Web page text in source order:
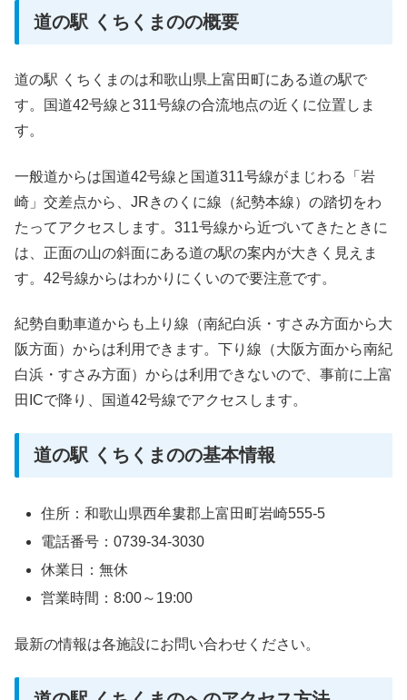
道の駅 くちくまのの概要
道の駅 くちくまのは和歌山県上富田町にある道の駅で
す。国道42号線と311号線の合流地点の近くに位置しま
す。
一般道からは国道42号線と国道311号線がまじわる「岩
崎」交差点から、JRきのくに線（紀勢本線）の踏切をわ
たってアクセスします。311号線から近づいてきたときに
は、正面の山の斜面にある道の駅の案内が大きく見えま
す。42号線からはわかりにくいので要注意です。
紀勢自動車道からも上り線（南紀白浜・すさみ方面から大
阪方面）からは利用できます。下り線（大阪方面から南紀
白浜・すさみ方面）からは利用できないので、事前に上富
田ICで降り、国道42号線でアクセスします。
道の駅 くちくまのの基本情報
住所：和歌山県西牟婁郡上富田町岩崎555-5
電話番号：0739-34-3030
休業日：無休
営業時間：8:00～19:00
最新の情報は各施設にお問い合わせください。